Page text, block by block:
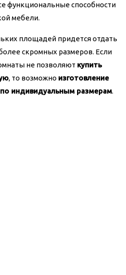
функциональные способности
мебели.
площадей придется отдать
скромных размеров. Если
не позволяют купить
, то возможно изготовление
индивидуальным размерам.